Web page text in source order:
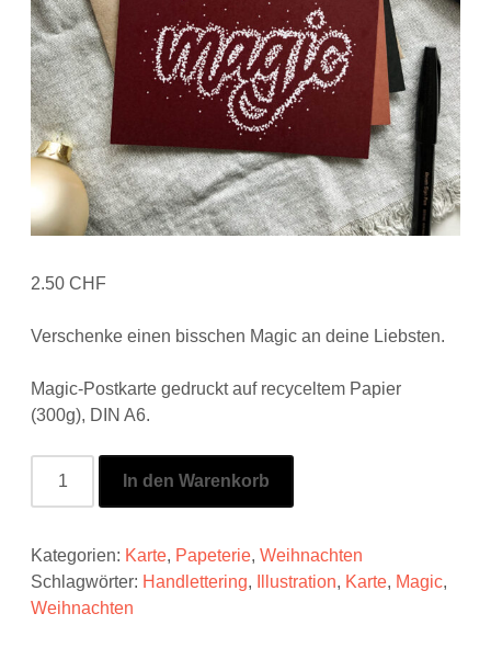
2.50CHF
Verschenke einen bisschen Magic an deine Liebsten.
Magic-Postkarte gedruckt auf recyceltem Papier
(300g), DIN A6.
In den Warenkorb
Kategorien: Karte, Papeterie,Weihnachten
Schlagwörter: Handlettering, Illustration, Karte, Magic,
Weihnachten